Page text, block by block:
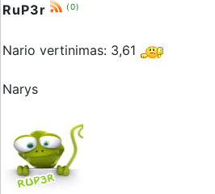
RuP3r
(0)
Nario vertinimas: 3,61
Narys